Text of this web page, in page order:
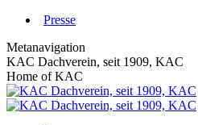
Zum
springen
Presse
Metanavigation
KAC Dachverein, seit 1909, KAC
Home of KAC